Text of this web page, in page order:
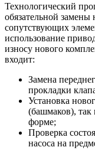
Технологический
обязательной
сопутствующих
использование
износу нового
входит:
Замена
прокладки
Установка
(башмаков),
форме;
Проверка
насоса на